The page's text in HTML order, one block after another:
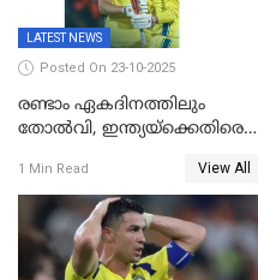
LATEST NEWS
Posted On 23-10-2025
രണ്ടാം ഏകദിനത്തിലും
തോൽവി, ഇന്ത്യയ്‌ക്കെതിരെ
1 Min Read View All